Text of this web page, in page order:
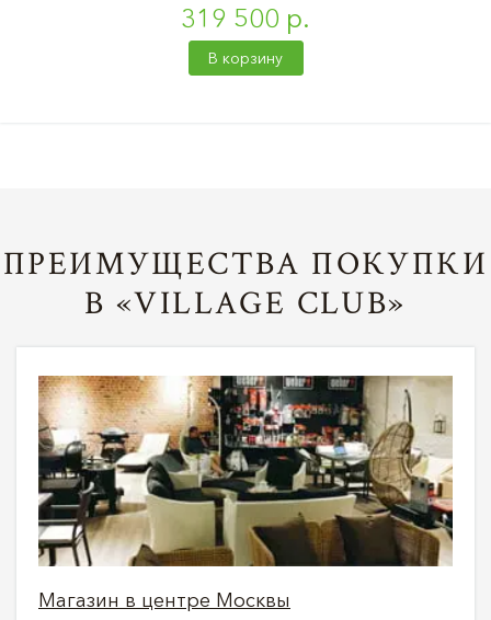
319 500 р.
В корзину
ПРЕИМУЩЕСТВА ПОКУПКИ
В «VILLAGE CLUB»
Магазин в центре Москвы